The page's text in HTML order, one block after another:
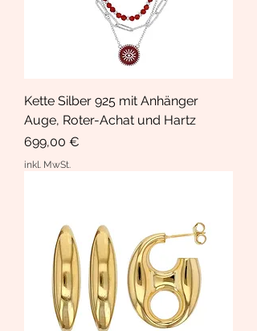
Kette Silber 925 mit Anhänger
Auge, Roter-Achat und Hartz
Preis
699,00 €
inkl. MwSt.